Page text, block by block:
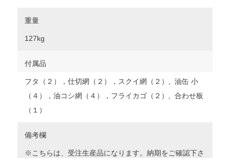
重量
127kg
付属品
フタ（２），仕切網（２），スクイ網（２）, 油缶 小
（４），油コシ網（４），フライカゴ（２）, 合わせ板
（１）
備考欄
※こちらは、受注生産品になります。納期をご確認下さ